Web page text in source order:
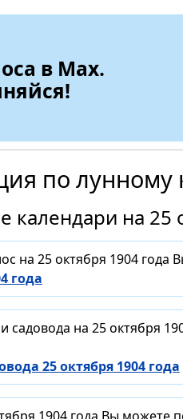
в Max.
по лунному
календари на 25
на 25 октября 1904 года
года
садовода на 25 октября
25 октября 1904 года